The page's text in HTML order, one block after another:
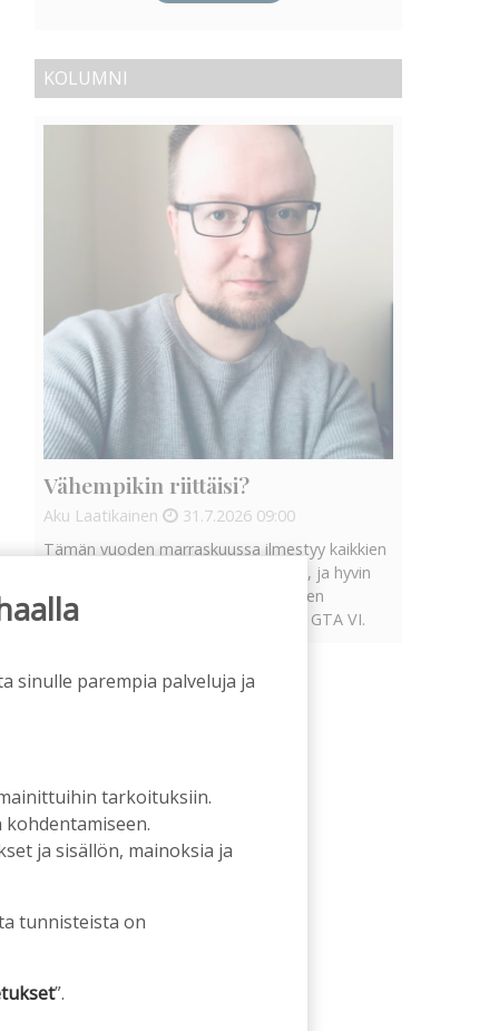
KOLUMNI
Vähempikin riittäisi?
Aku Laatikainen 31.7.2026 09:00
Tämän vuoden marraskuussa ilmestyy kaikkien
aikojen odotetuin ja ennakkotilatuin, ja hyvin
todennäköisesti myös kaikkien aikojen
myydyimmäksi videopeliksi nouseva GTA VI.
sinulle parempia palveluja ja
tarkoituksiin.
ja sisällön, mainoksia ja
tunnisteista on
”.